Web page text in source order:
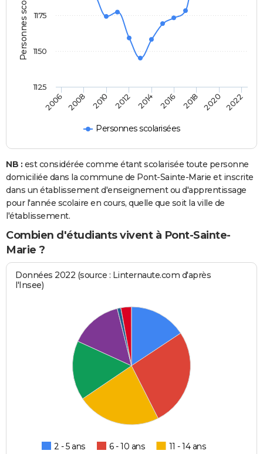
Personnes scolarisées
2006 2008 2010 2012 2014 2016 2018 2020 2022
1125
1150
1175
NB : est considérée comme étant scolarisée toute personne
domiciliée dans la commune de Pont-Sainte-Marie et inscrite
dans un établissement d'enseignement ou d'apprentissage
pour l'année scolaire en cours, quelle que soit la ville de
l'établissement.
Combien d'étudiants vivent à Pont-Sainte-
Marie ?
Données 2022 (source : Linternaute.com d'après
l'Insee)
2 - 5 ans 6 - 10 ans
11 - 14 ans